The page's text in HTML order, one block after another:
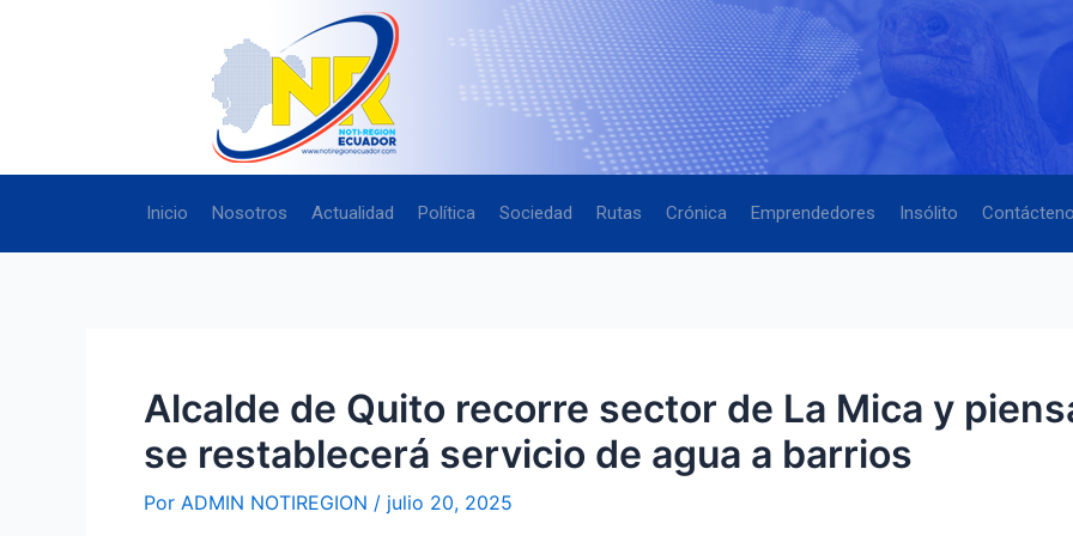
Inicio Nosotros Actualidad Política Sociedad Rutas Crónica Emprendedores Insólito
Alcalde de Quito recorre sector de La Mica y
se restablecerá servicio de agua a barrios
Por ADMIN NOTIREGION / julio 20, 2025
entradas